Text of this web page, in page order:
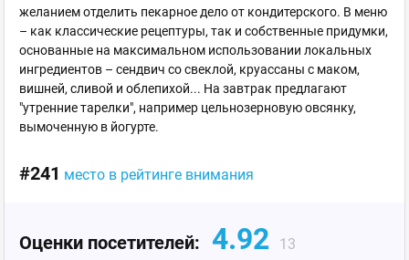
желанием отделить пекарное дело от кондитерского. В меню
– как классические рецептуры, так и собственные придумки,
основанные на максимальном использовании локальных
ингредиентов – сендвич со свеклой, круассаны с маком,
вишней, сливой и облепихой... На завтрак предлагают
"утренние тарелки", например цельнозерновую овсянку,
вымоченную в йогурте.
#241 место в рейтинге внимания
Оценки посетителей: 4.92 13